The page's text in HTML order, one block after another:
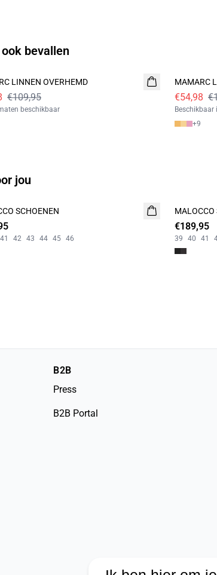
bevallen
LINNEN OVERHEMD
€109,95
beschikbaar
MAMARC
€54,98
Beschikbaar
+9
jou
SCHOENEN
41 42 43 44 45 46
NIEUW
MALOCCO
€189,95
39 40 41
B2B
Press
B2B Portal